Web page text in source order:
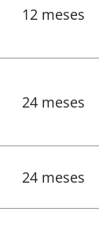
12 meses
24 meses
24 meses